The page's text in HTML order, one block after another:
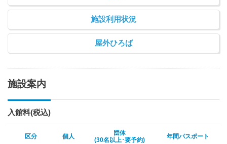
施設利用状況
屋外ひろば
施設案内
入館料(税込)
区分 個人
団体
(30名以上･要予約)
年間パスポート